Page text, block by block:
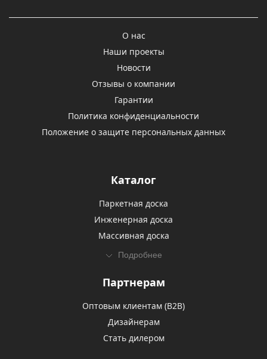
О нас
Наши проекты
Новости
Отзывы о компании
Гарантии
Политика конфиденциальности
Положение о защите персональных данных
Каталог
Паркетная доска
Инженерная доска
Массивная доска
Подробнее
Партнерам
Оптовым клиентам (В2В)
Дизайнерам
Стать дилером